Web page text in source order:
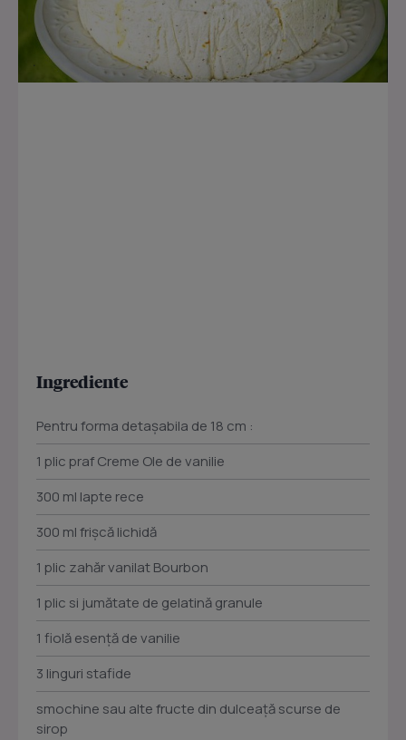
Ingrediente
Pentru forma detaşabila de 18 cm :
1 plic praf Creme Ole de vanilie
300 ml lapte rece
300 ml frişcă lichidă
1 plic zahăr vanilat Bourbon
1 plic si jumătate de gelatină granule
1 fiolă esenţă de vanilie
3 linguri stafide
smochine sau alte fructe din dulceaţă scurse de
sirop